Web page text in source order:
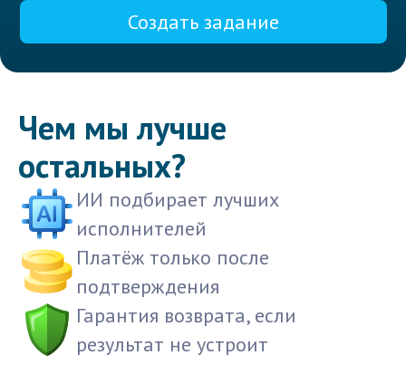
Создать задание
Чем мы лучше
остальных?
ИИ подбирает лучших
исполнителей
Платёж только после
подтверждения
Гарантия возврата, если
результат не устроит